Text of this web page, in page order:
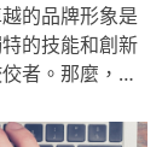
的品牌形象是
的技能和創新
者。那麼，這
在數秒內脫穎